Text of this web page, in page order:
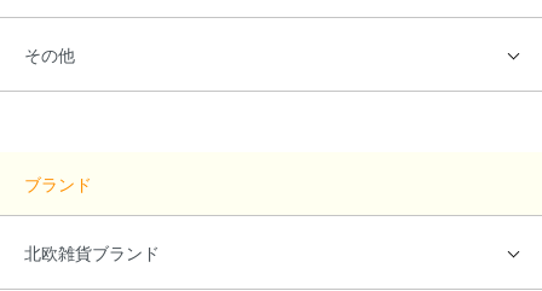
その他
ブランド
北欧雑貨ブランド